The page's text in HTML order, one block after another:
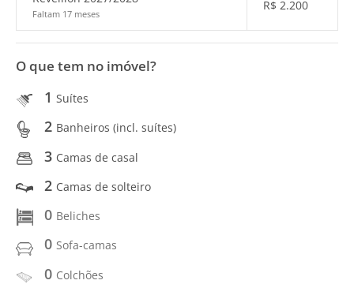
Faltam 17 meses
R$ 2.200
O que tem no imóvel?
1 Suítes
2 Banheiros (incl. suítes)
3 Camas de casal
2 Camas de solteiro
0 Beliches
0 Sofa-camas
0 Colchões